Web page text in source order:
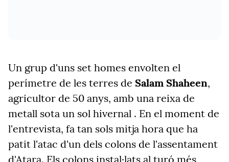
Un grup d'uns set homes envolten el
perímetre de les terres de Salam Shaheen,
agricultor de 50 anys, amb una reixa de
metall sota un sol hivernal . En el moment de
l'entrevista, fa tan sols mitja hora que ha
patit l'atac d'un dels colons de l'assentament
d'Atara. Els colons instal·lats al turó més